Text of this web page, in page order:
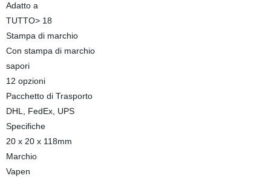
Adatto a
TUTTO> 18
Stampa di marchio
Con stampa di marchio
sapori
12 opzioni
Pacchetto di Trasporto
DHL, FedEx, UPS
Specifiche
20 x 20 x 118mm
Marchio
Vapen